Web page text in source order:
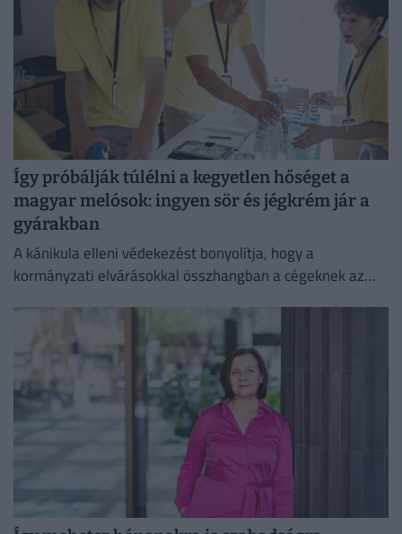
Így próbálják túlélni a kegyetlen hőséget a
magyar melósok: ingyen sör és jégkrém jár a
gyárakban
A kánikula elleni védekezést bonyolítja, hogy a
kormányzati elvárásokkal összhangban a cégeknek az